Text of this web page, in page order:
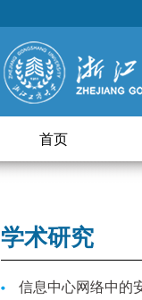
首页
学术研究
信息中心网络中的